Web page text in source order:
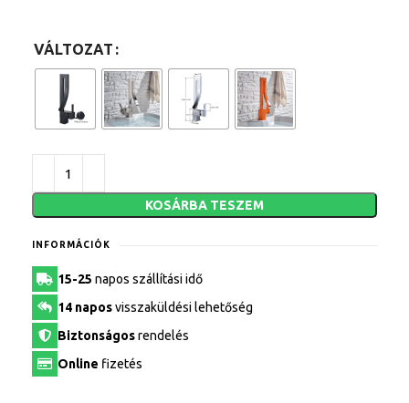
VÁLTOZAT
KOSÁRBA TESZEM
INFORMÁCIÓK
15-25 napos szállítási idő
14 naposvisszaküldési lehetőség
Biztonságosrendelés
Online fizetés